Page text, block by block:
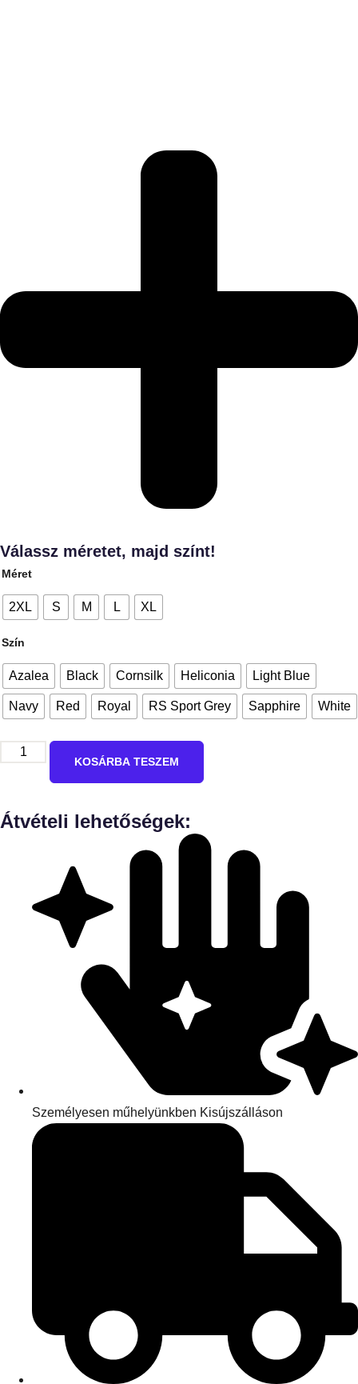
Válassz méretet, majd színt!
Méret
2XL S M L XL
Szín
Azalea Black Cornsilk Heliconia Light Blue
Navy Red Royal RS Sport Grey Sapphire White
KOSÁRBA TESZEM
Átvételi lehetőségek:
Személyesen műhelyünkben Kisújszálláson